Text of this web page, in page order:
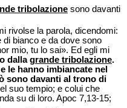
tribolazione sono davanti
rivolse la parola, dicendomi:
bianco e da dove sono
mio, tu lo sai». Ed egli mi
dallagrande tribolazione.
le hanno imbiancate nel
sono davanti al trono di
suo tempio; e colui che
su di loro. Apoc 7,13-15;